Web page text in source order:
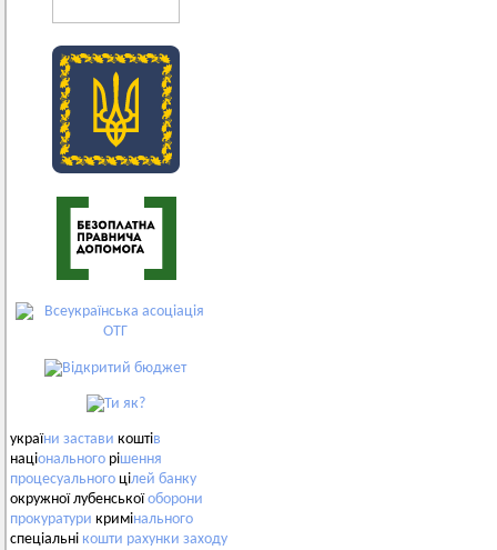
україни застави коштів
національного рішення
процесуального цілей банку
окружної лубенськоїоборони
прокуратури кримінального
спеціальні кошти рахунки заходу